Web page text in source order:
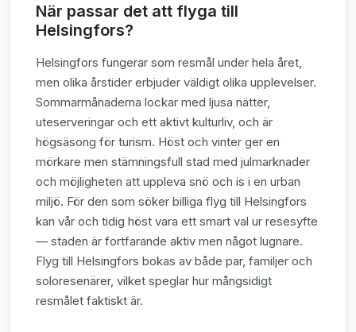
När passar det att flyga till
Helsingfors?
Helsingfors fungerar som resmål under hela året,
men olika årstider erbjuder väldigt olika upplevelser.
Sommarmånaderna lockar med ljusa nätter,
uteserveringar och ett aktivt kulturliv, och är
högsäsong för turism. Höst och vinter ger en
mörkare men stämningsfull stad med julmarknader
och möjligheten att uppleva snö och is i en urban
miljö. För den som söker billiga flyg till Helsingfors
kan vår och tidig höst vara ett smart val ur resesyfte
— staden är fortfarande aktiv men något lugnare.
Flyg till Helsingfors bokas av både par, familjer och
soloresenärer, vilket speglar hur mångsidigt
resmålet faktiskt är.